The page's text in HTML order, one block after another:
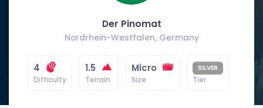
Der Pinomat
Nordrhein-Westfalen, Germany
4
Difficulty
1.5
Terrain
Micro
Size
SILVER
Tier